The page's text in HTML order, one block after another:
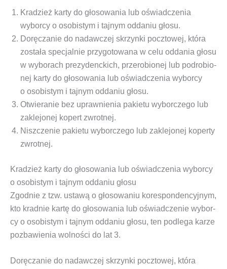
Kra­dzież kar­ty do gło­so­wa­nia lub oświad­cze­nia
wybor­cy o oso­bi­stym i taj­nym odda­niu głosu.
Dorę­cza­nie do nadaw­czej skrzyn­ki pocz­to­wej, któ­ra
zosta­ła spe­cjal­nie przy­go­to­wa­na w celu odda­nia gło­su
w wybo­rach pre­zy­denc­kich, prze­ro­bio­nej lub pod­ro­bio­
nej kar­ty do gło­so­wa­nia lub oświad­cze­nia wybor­cy
o oso­bi­stym i taj­nym odda­niu głosu.
Otwie­ra­nie bez upraw­nie­nia pakie­tu wybor­cze­go lub
zakle­jo­nej kopert zwrotnej.
Nisz­cze­nie pakie­tu wybor­cze­go lub zakle­jo­nej koper­ty
zwrotnej.
Kradzież karty do głosowania lub oświadczenia wyborcy
o osobistym i tajnym oddaniu głosu
Zgod­nie z tzw. usta­wą o gło­so­wa­niu kore­spon­den­cyj­nym,
kto krad­nie kar­tę do gło­so­wa­nia lub oświad­cze­nie wybor­
cy o oso­bi­stym i taj­nym odda­niu gło­su, ten pod­le­ga karze
pozba­wie­nia wol­no­ści do lat 3.
Doręczanie do nadawczej skrzynki pocztowej, która